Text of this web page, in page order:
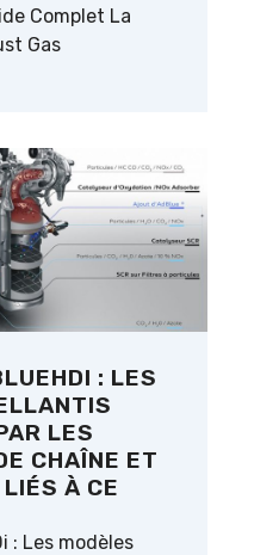
Complet La
Gas
: LES
LES
CHAÎNE ET
À CE
: Les modèles